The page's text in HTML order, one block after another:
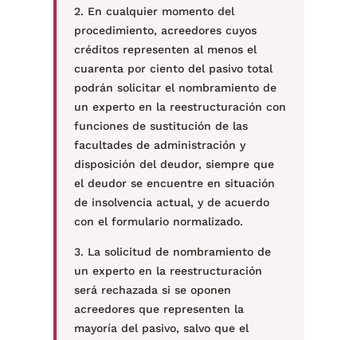
2. En cualquier momento del
procedimiento, acreedores cuyos
créditos representen al menos el
cuarenta por ciento del pasivo total
podrán solicitar el nombramiento de
un experto en la reestructuración con
funciones de sustitución de las
facultades de administración y
disposición del deudor, siempre que
el deudor se encuentre en situación
de insolvencia actual, y de acuerdo
con el formulario normalizado.
3. La solicitud de nombramiento de
un experto en la reestructuración
será rechazada si se oponen
acreedores que representen la
mayoría del pasivo, salvo que el